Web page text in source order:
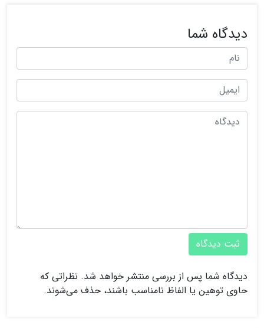
دیدگاه شما
ثبت دیدگاه
دیدگاه شما پس از بررسی منتشر خواهد شد. نظراتی که
حاوی توهین یا الفاظ نامناسب باشند، حذف می‌شوند.